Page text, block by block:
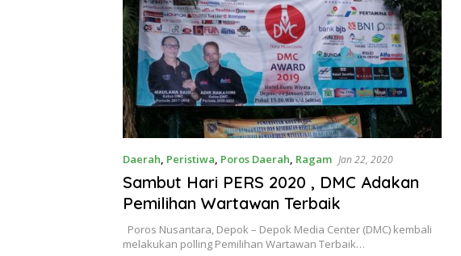
Daerah, Peristiwa, Poros Daerah, Ragam Jan 22, 2020
Sambut Hari PERS 2020 , DMC Adakan
Pemilihan Wartawan Terbaik
Poros Nusantara, Depok – Depok Media Center (DMC) kembali
melakukan polling Pemilihan Wartawan Terbaik…